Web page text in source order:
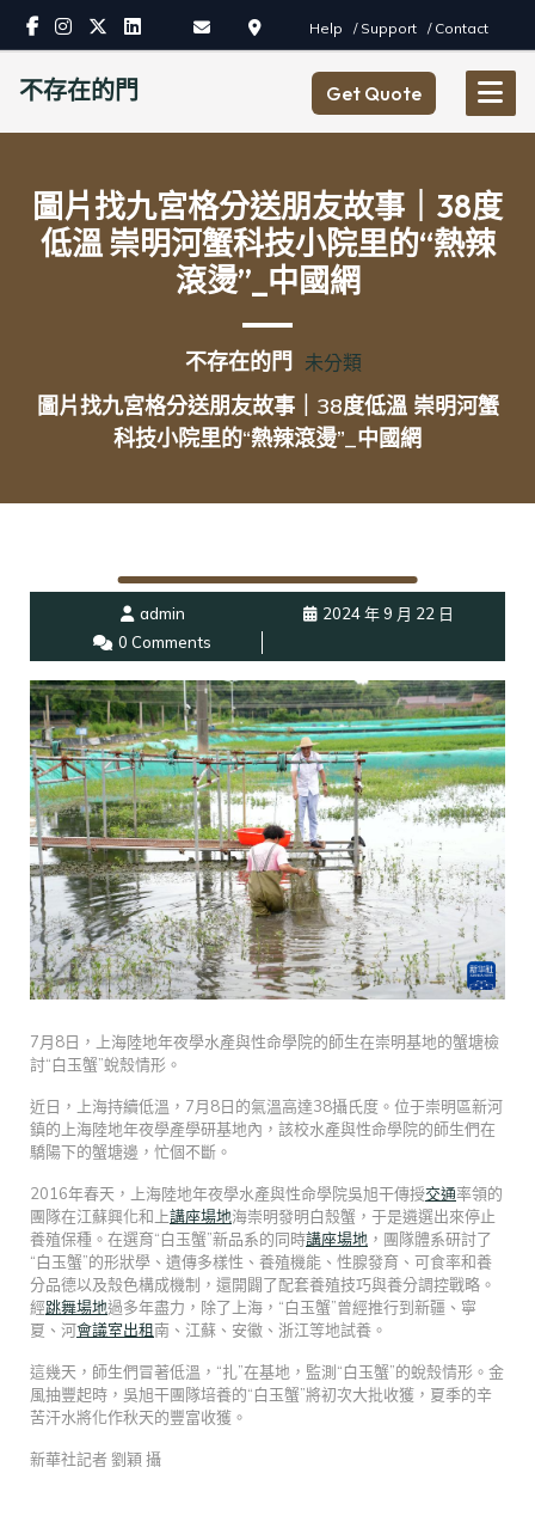
Skip
content
Help / Support / Contact
不存在的門 Get Quote
圖片找九宮格分送朋友故事｜38度
低溫 崇明河蟹科技小院里的“熱辣
滾燙”_中國網
不存在的門 未分類
圖片找九宮格分送朋友故事｜38度低溫 崇明河蟹
科技小院里的“熱辣滾燙”_中國網
admin
2024 年 9 月 22 日
0 Comments
7月8日，上海陸地年夜學水產與性命學院的師生在崇明基地的蟹塘檢
討“白玉蟹”蛻殼情形。
近日，上海持續低溫，7月8日的氣溫高達38攝氏度。位于崇明區新河
鎮的上海陸地年夜學產學研基地內，該校水產與性命學院的師生們在
驕陽下的蟹塘邊，忙個不斷。
2016年春天，上海陸地年夜學水產與性命學院吳旭干傳授交通率領的
團隊在江蘇興化和上講座場地海崇明發明白殼蟹，于是遴選出來停止
養殖保種。在選育“白玉蟹”新品系的同時講座場地 ，團隊體系研討了
“白玉蟹”的形狀學、遺傳多樣性、養殖機能、性腺發育、可食率和養
分品德以及殼色構成機制，還開闢了配套養殖技巧與養分調控戰略。
經跳舞場地過多年盡力，除了上海，“白玉蟹”曾經推行到新疆、寧
夏、河會議室出租南、江蘇、安徽、浙江等地試養。
這幾天，師生們冒著低溫，“扎”在基地，監測“白玉蟹”的蛻殼情形。金
風抽豐起時，吳旭干團隊培養的“白玉蟹”將初次大批收獲，夏季的辛
苦汗水將化作秋天的豐富收獲。
新華社記者 劉穎 攝